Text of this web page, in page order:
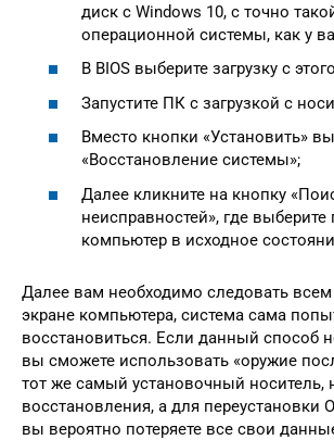
диск с Windows 10, с точно
операционной системы, как у
В BIOS выберите загрузку с
Запустите ПК с загрузкой с
Вместо кнопки «Установить»
«Восстановление системы»;
Далее кликните на кнопку
неисправностей», где выберите
компьютер в исходное
Далее вам необходимо следовать
экране компьютера, система сама
восстановиться. Если данный способ
вы сможете использовать «оружие
тот же самый установочный носитель,
восстановления, а для переустановки
вы вероятно потеряете все свои